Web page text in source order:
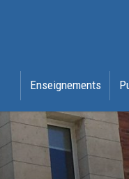
Enseignements